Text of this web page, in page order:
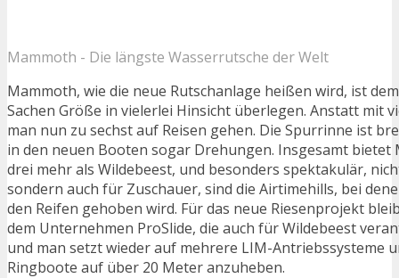
Mammoth - Die längste Wasserrutsche der Welt
Mammoth, wie die neue Rutschanlage heißen wird, ist
Sachen Größe in vielerlei Hinsicht überlegen. Anstatt mit
man nun zu sechst auf Reisen gehen. Die Spurrinne ist
in den neuen Booten sogar Drehungen. Insgesamt bietet
drei mehr als Wildebeest, und besonders spektakulär,
sondern auch für Zuschauer, sind die Airtimehills, bei
den Reifen gehoben wird. Für das neue Riesenprojekt
dem Unternehmen ProSlide, die auch für Wildebeest
und man setzt wieder auf mehrere LIM-Antriebssysteme
Ringboote auf über 20 Meter anzuheben.